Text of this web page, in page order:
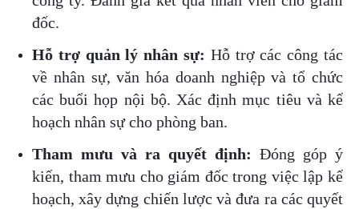
đốc.
Hỗ trợ quản lý nhân sự: Hỗ trợ các công tác
về nhân sự, văn hóa doanh nghiệp và tổ chức
các buổi họp nội bộ. Xác định mục tiêu và kế
hoạch nhân sự cho phòng ban.
Tham mưu và ra quyết định: Đóng góp ý
kiến, tham mưu cho giám đốc trong việc lập kế
hoạch, xây dựng chiến lược và đưa ra các quyết